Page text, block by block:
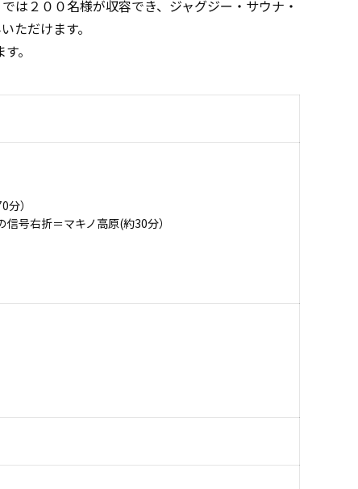
は２００名様が収容でき、ジャグジー・サウナ・
ただけます。
。
）
号右折＝マキノ高原(約30分）